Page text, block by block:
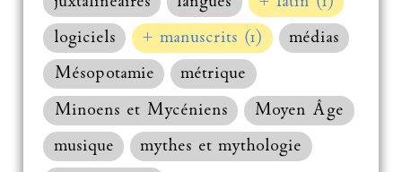
logiciels
+ manuscrits (1)
médias
Mésopotamie
métrique
Minoens et Mycéniens
Moyen Âge
musique
mythes et mythologie